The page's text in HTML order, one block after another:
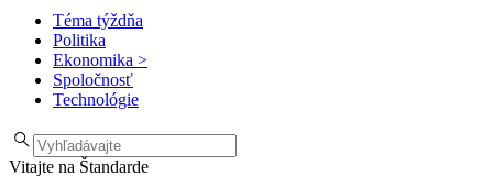
Téma týždňa
Politika
Ekonomika >
Spoločnosť
Technológie
Vitajte na Štandarde